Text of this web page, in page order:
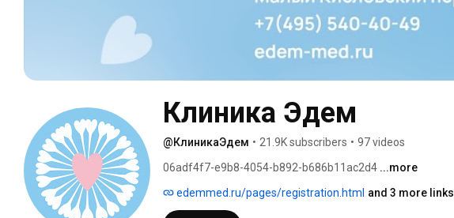
Клиника Эдем
@КлиникаЭдем • 21.9K subscribers • 97 videos
06adf4f7-e9b8-4054-b892-b686b11ac2d4 ...more
edemmed.ru/pages/registration.html and 3 more links